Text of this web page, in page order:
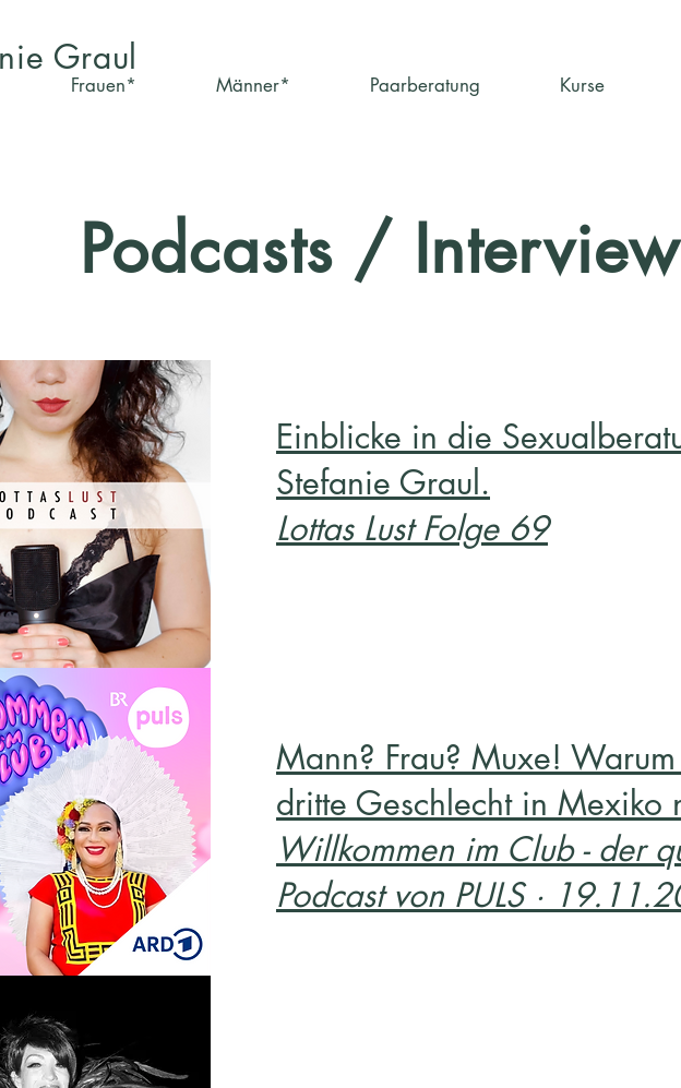
Graul
Frauen* Männer* Paarberatung Kurse
Podcasts /
Einblicke in die
Stefanie Graul.
Lottas Lust Folge 69
Mann? Frau? Muxe!
dritte Geschlecht in Mexiko
Willkommen im Club - der
Podcast von PULS ·